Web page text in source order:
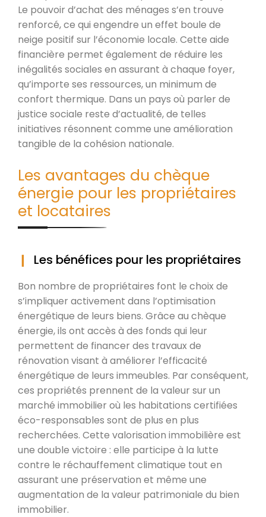
Le pouvoir d’achat des ménages s’en trouve
renforcé, ce qui engendre un effet boule de
neige positif sur l’économie locale. Cette aide
financière permet également de réduire les
inégalités sociales en assurant à chaque foyer,
qu’importe ses ressources, un minimum de
confort thermique. Dans un pays où parler de
justice sociale reste d’actualité, de telles
initiatives résonnent comme une amélioration
tangible de la cohésion nationale.
Les avantages du chèque
énergie pour les propriétaires
et locataires
Les bénéfices pour les propriétaires
Bon nombre de propriétaires font le choix de
s’impliquer activement dans l’optimisation
énergétique de leurs biens. Grâce au chèque
énergie, ils ont accès à des fonds qui leur
permettent de financer des travaux de
rénovation visant à améliorer l’efficacité
énergétique de leurs immeubles. Par conséquent,
ces propriétés prennent de la valeur sur un
marché immobilier où les habitations certifiées
éco-responsables sont de plus en plus
recherchées. Cette valorisation immobilière est
une double victoire : elle participe à la lutte
contre le réchauffement climatique tout en
assurant une préservation et même une
augmentation de la valeur patrimoniale du bien
immobilier.